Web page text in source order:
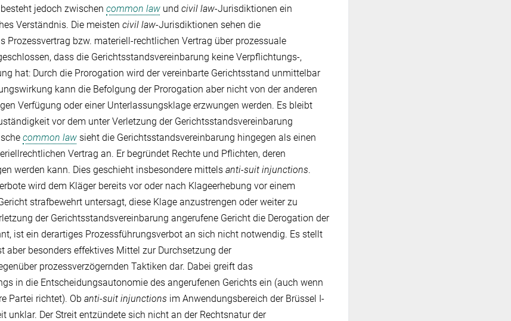
jedoch zwischen common law und civil law-Jurisdiktionen ein
Verständnis. Die meisten civil law-Jurisdiktionen sehen die
Prozessvertrag bzw. materiell-rechtlichen Vertrag über prozessuale
dass die Gerichtsstandsvereinbarung keine Verpflichtungs-,
hat: Durch die Prorogation wird der vereinbarte Gerichtsstand unmittelbar
kann die Befolgung der Prorogation aber nicht von der anderen
Verfügung oder einer Unterlassungsklage erzwungen werden. Es bleibt
vor dem unter Verletzung der Gerichtsstandsvereinbarung
common law sieht die Gerichtsstandsvereinbarung hingegen als einen
Vertrag an. Er begründet Rechte und Pflichten, deren
werden kann. Dies geschieht insbesondere mittels anti-suit injunctions.
wird dem Kläger bereits vor oder nach Klageerhebung vor einem
strafbewehrt untersagt, diese Klage anzustrengen oder weiter zu
der Gerichtsstandsvereinbarung angerufene Gericht die Derogation der
ist ein derartiges Prozessführungsverbot an sich nicht notwendig. Es stellt
aber besonders effektives Mittel zur Durchsetzung der
prozessverzögernden Taktiken dar. Dabei greift das
in die Entscheidungsautonomie des angerufenen Gerichts ein (auch wenn
Partei richtet). Ob anti-suit injunctions im Anwendungsbereich der Brüssel I-
unklar. Der Streit entzündete sich nicht an der Rechtsnatur der